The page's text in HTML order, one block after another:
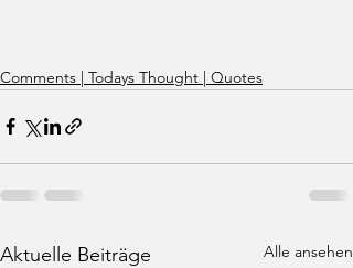
Comments | Todays Thought | Quotes
Aktuelle Beiträge Alle ansehen